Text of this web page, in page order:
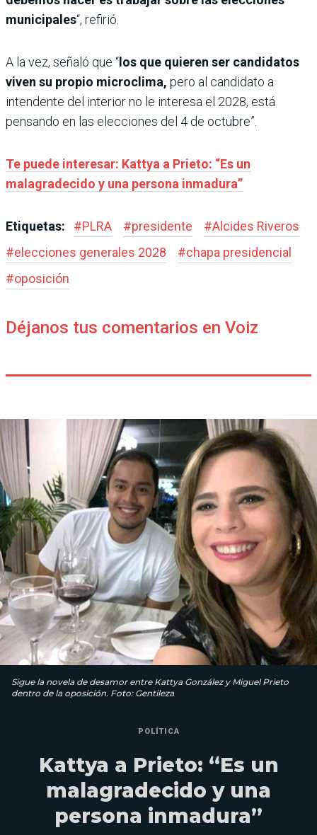
municipales“, refirió.
A la vez, señaló que “ los que quieren ser candidatos
viven su propio microclima, pero al candidato a
intendente del interior no le interesa el 2028, está
pensando en las elecciones del 4 de octubre”.
Te puede interesar: Kattya a Prieto: “Es un
malagradecido y una persona inmadura”
Etiquetas: #PLRA #presidente #Alcides Riveros
#elecciones generales 2028 #chapa presidencial
#oposición
Déjanos tus comentarios en Voiz
Sigue la novela de desamor entre Kattya González y Miguel Prieto
dentro de la oposición. Foto: Gentileza
POLÍTICA
Kattya a Prieto: “Es un
malagradecido y una
persona inmadura”